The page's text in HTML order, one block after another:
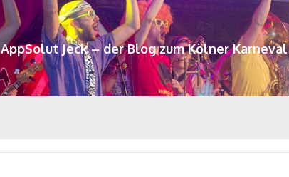
AppSolut Jeck – der Blog zum Kölner Karneval